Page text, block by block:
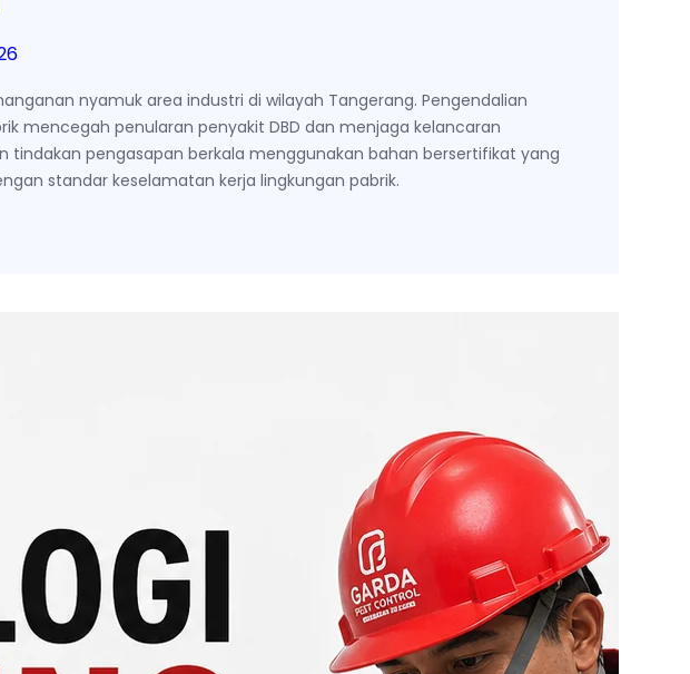
nyamuk area industri di wilayah Tangerang. Pengendalian
mencegah penularan penyakit DBD dan menjaga kelancaran
tindakan pengasapan berkala menggunakan bahan bersertifikat yang
standar keselamatan kerja lingkungan pabrik.